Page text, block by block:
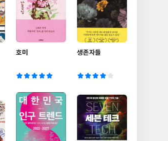
호미 생존자들